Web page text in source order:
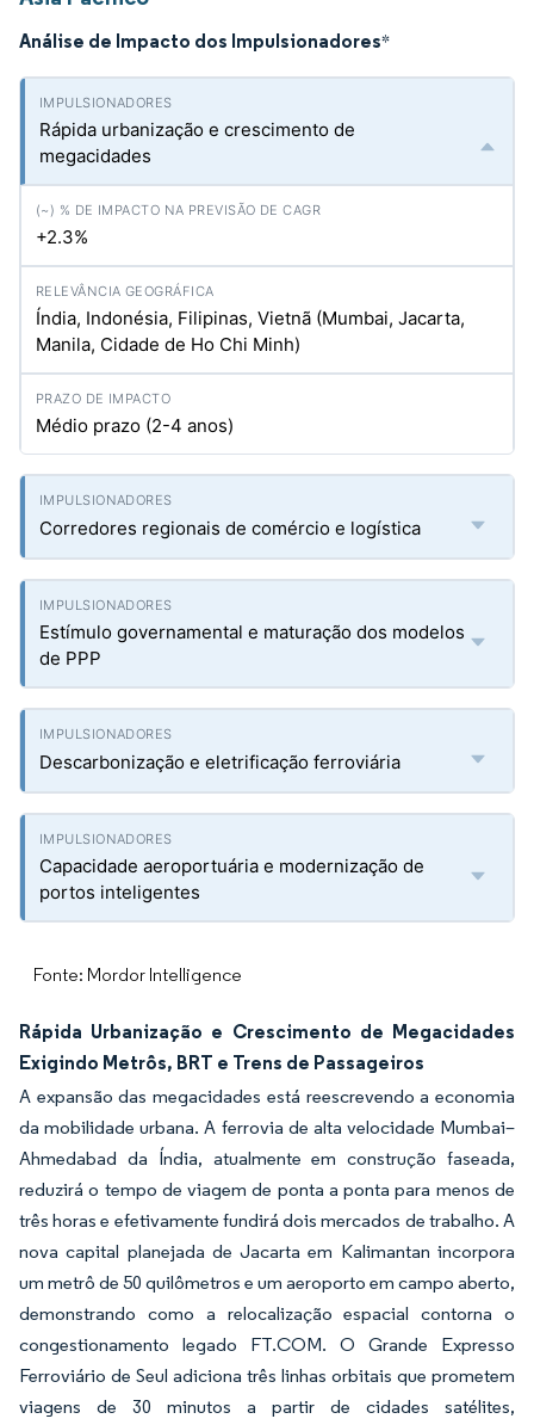
Análise de Impacto dos Impulsionadores*
Rápida urbanização e crescimento de
megacidades
+2.3%
Índia, Indonésia, Filipinas, Vietnã (Mumbai, Jacarta,
Manila, Cidade de Ho Chi Minh)
Médio prazo (2-4 anos)
Corredores regionais de comércio e logística
Estímulo governamental e maturação dos modelos
de PPP
Descarbonização e eletrificação ferroviária
Capacidade aeroportuária e modernização de
portos inteligentes
Fonte: Mordor Intelligence
Rápida Urbanização e Crescimento de Megacidades
Exigindo Metrôs, BRT e Trens de Passageiros
A expansão das megacidades está reescrevendo a economia
da mobilidade urbana. A ferrovia de alta velocidade Mumbai–
Ahmedabad da Índia, atualmente em construção faseada,
reduzirá o tempo de viagem de ponta a ponta para menos de
três horas e efetivamente fundirá dois mercados de trabalho. A
nova capital planejada de Jacarta em Kalimantan incorpora
um metrô de 50 quilômetros e um aeroporto em campo aberto,
demonstrando como a relocalização espacial contorna o
congestionamento legado FT.COM. O Grande Expresso
Ferroviário de Seul adiciona três linhas orbitais que prometem
viagens de 30 minutos a partir de cidades satélites,